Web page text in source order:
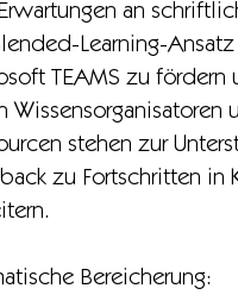
an
Learning-
TEAMS zu
Wissensorganisatoren
stehen zur
zu Fortschritten in
Bereicherung: